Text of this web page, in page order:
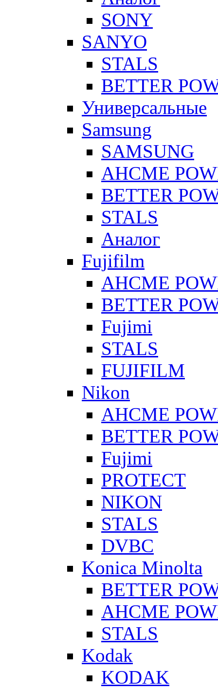
SONY
SANYO
STALS
BETTER
Универсальные
Samsung
SAMSUNG
AHCME
BETTER
STALS
Аналог
Fujifilm
AHCME
BETTER
Fujimi
STALS
FUJIFILM
Nikon
AHCME
BETTER
Fujimi
PROTECT
NIKON
STALS
DVBC
Konica Minolta
BETTER
AHCME
STALS
Kodak
KODAK